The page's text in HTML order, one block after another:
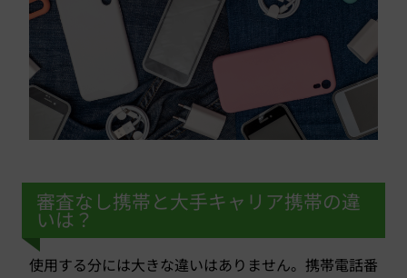
審査なし携帯と大手キャリア携帯の違
いは？
使用する分には大きな違いはありません。携帯電話番